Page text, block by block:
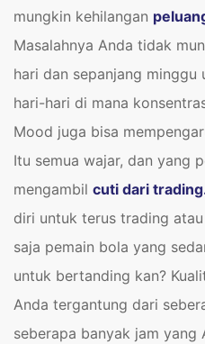
mungkin kehilangan
Masalahnya Anda tidak
hari dan sepanjang
hari-hari di mana
Mood juga bisa
Itu semua wajar, dan yang
mengambil cuti dari
diri untuk terus trading
saja pemain bola yang
untuk bertanding kan?
Anda tergantung dari
seberapa banyak jam yang